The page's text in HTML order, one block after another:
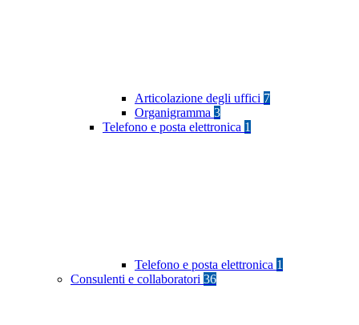
Articolazione degli uffici 7
Organigramma 3
Telefono e posta elettronica 1
Telefono e posta elettronica 1
Consulenti e collaboratori 36